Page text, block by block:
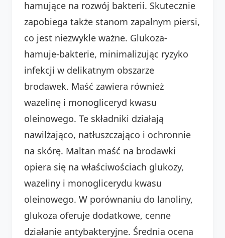
hamujące na rozwój bakterii. Skutecznie
zapobiega także stanom zapalnym piersi,
co jest niezwykle ważne. Glukoza-
hamuje-bakterie, minimalizując ryzyko
infekcji w delikatnym obszarze
brodawek. Maść zawiera również
wazelinę i monogliceryd kwasu
oleinowego. Te składniki działają
nawilżająco, natłuszczająco i ochronnie
na skórę. Maltan maść na brodawki
opiera się na właściwościach glukozy,
wazeliny i monoglicerydu kwasu
oleinowego. W porównaniu do lanoliny,
glukoza oferuje dodatkowe, cenne
działanie antybakteryjne. Średnia ocena